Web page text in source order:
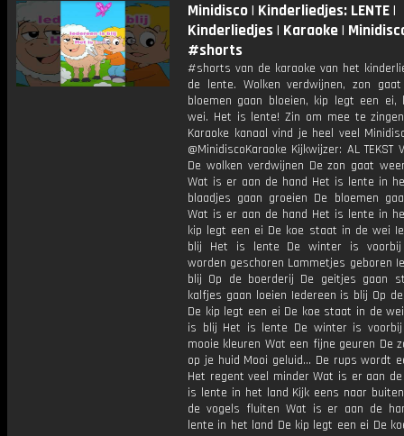
Minidisco | Kinderliedjes: LENTE |
Kinderliedjes | Karaoke |
#shorts
#shorts van de karaoke van het
de lente. Wolken verdwijnen, zon
bloemen gaan bloeien, kip legt een ei,
wei. Het is lente! Zin om mee te
Karaoke kanaal vind je heel veel
@MinidiscoKaraoke Kijkwijzer: AL TEKST
De wolken verdwijnen De zon gaat
Wat is er aan de hand Het is lente in
blaadjes gaan groeien De bloemen
Wat is er aan de hand Het is lente in
kip legt een ei De koe staat in de wei
blij Het is lente De winter is voorbij
worden geschoren Lammetjes geboren
blij Op de boerderij De geitjes gaan
kalfjes gaan loeien Iedereen is blij Op
De kip legt een ei De koe staat in de
is blij Het is lente De winter is
mooie kleuren Wat een fijne geuren De
op je huid Mooi geluid... De rups wordt
Het regent veel minder Wat is er aan
is lente in het land Kijk eens naar
de vogels fluiten Wat is er aan de
lente in het land De kip legt een ei De